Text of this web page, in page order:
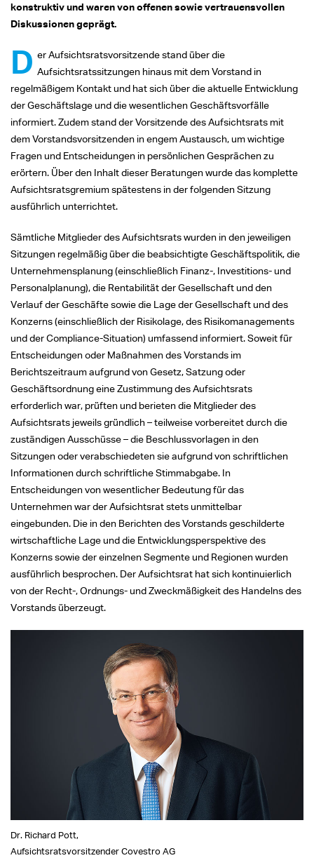
konstruktiv und waren von offenen sowie vertrauensvollen
Diskussionen geprägt.
D er Aufsichtsratsvorsitzende stand über die
Aufsichtsratssitzungen hinaus mit dem Vorstand in
regelmäßigem Kontakt und hat sich über die aktuelle Entwicklung
der Geschäftslage und die wesentlichen Geschäftsvorfälle
informiert. Zudem stand der Vorsitzende des Aufsichtsrats mit
dem Vorstandsvorsitzenden in engem Austausch, um wichtige
Fragen und Entscheidungen in persönlichen Gesprächen zu
erörtern. Über den Inhalt dieser Beratungen wurde das komplette
Aufsichtsratsgremium spätestens in der folgenden Sitzung
ausführlich unterrichtet.
Sämtliche Mitglieder des Aufsichtsrats wurden in den jeweiligen
Sitzungen regelmäßig über die beabsichtigte Geschäftspolitik, die
Unternehmensplanung (einschließlich Finanz-, Investitions- und
Personalplanung), die Rentabilität der Gesellschaft und den
Verlauf der Geschäfte sowie die Lage der Gesellschaft und des
Konzerns (einschließlich der Risikolage, des Risikomanagements
und der Compliance-Situation) umfassend informiert. Soweit für
Entscheidungen oder Maßnahmen des Vorstands im
Berichtszeitraum aufgrund von Gesetz, Satzung oder
Geschäftsordnung eine Zustimmung des Aufsichtsrats
erforderlich war, prüften und berieten die Mitglieder des
Aufsichtsrats jeweils gründlich – teilweise vorbereitet durch die
zuständigen Ausschüsse – die Beschlussvorlagen in den
Sitzungen oder verabschiedeten sie aufgrund von schriftlichen
Informationen durch schriftliche Stimmabgabe. In
Entscheidungen von wesentlicher Bedeutung für das
Unternehmen war der Aufsichtsrat stets unmittelbar
eingebunden. Die in den Berichten des Vorstands geschilderte
wirtschaftliche Lage und die Entwicklungsperspektive des
Konzerns sowie der einzelnen Segmente und Regionen wurden
ausführlich besprochen. Der Aufsichtsrat hat sich kontinuierlich
von der Recht-, Ordnungs- und Zweckmäßigkeit des Handelns des
Vorstands überzeugt.
Dr. Richard Pott,
Aufsichtsratsvorsitzender Covestro AG